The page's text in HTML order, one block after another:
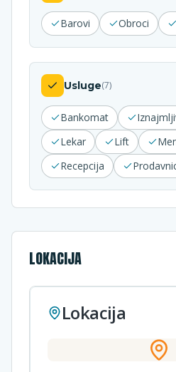
Barovi Obroci
Usluge(7)
Bankomat
Lekar
Lift
Recepcija
LOKACIJA
Lokacija